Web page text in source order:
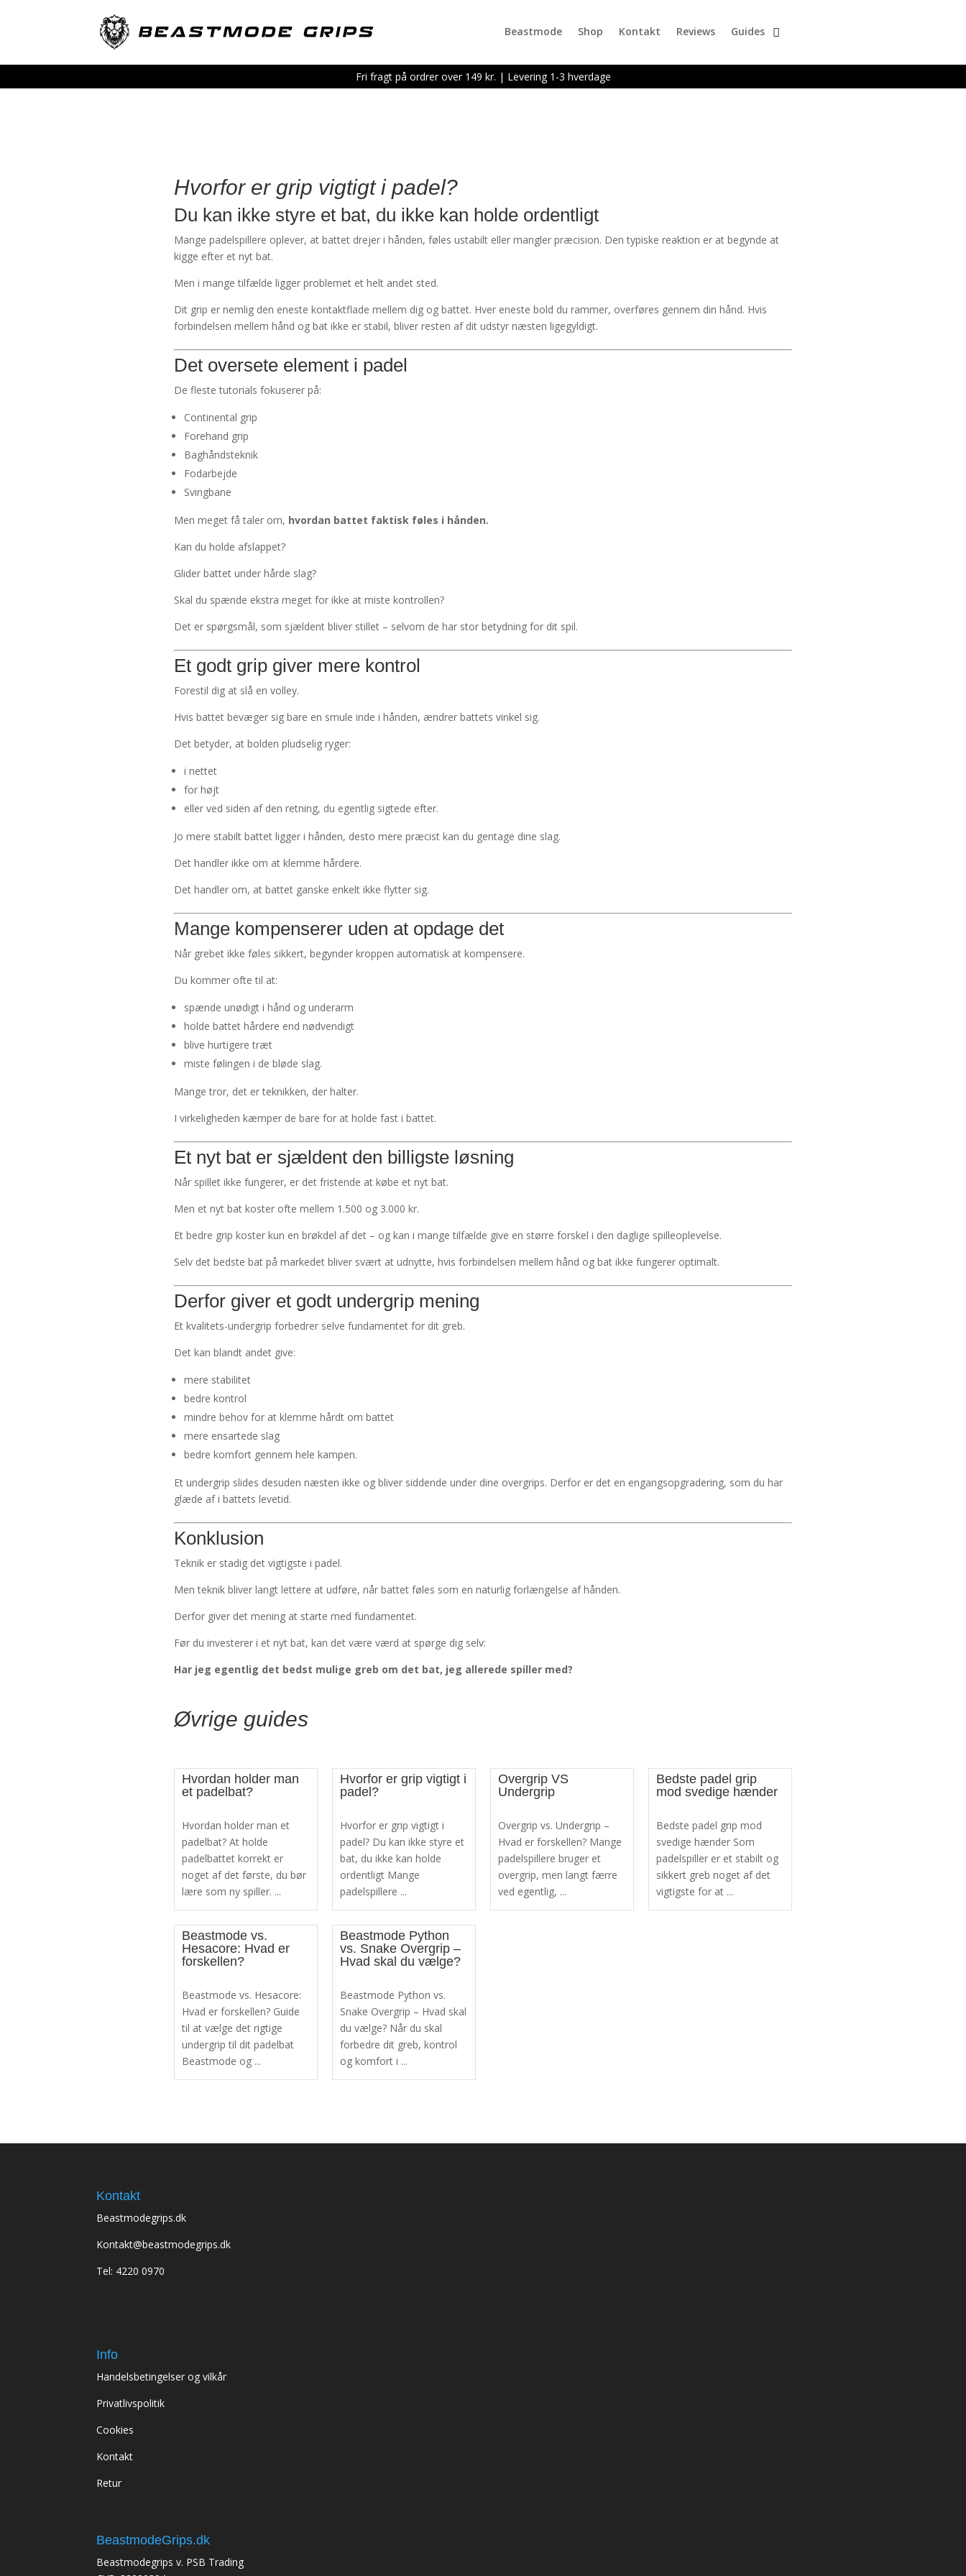
Beastmode Shop Kontakt Reviews Guides
Fri fragt på ordrer over 149 kr. | Levering 1-3 hverdage
Hvorfor er grip vigtigt i padel?
Du kan ikke styre et bat, du ikke kan holde ordentligt
Mange padelspillere oplever, at battet drejer i hånden, føles ustabilt eller mangler præcision. Den typiske reaktion er at begynde at
kigge efter et nyt bat.
Men i mange tilfælde ligger problemet et helt andet sted.
Dit grip er nemlig den eneste kontaktflade mellem dig og battet. Hver eneste bold du rammer, overføres gennem din hånd. Hvis
forbindelsen mellem hånd og bat ikke er stabil, bliver resten af dit udstyr næsten ligegyldigt.
Det oversete element i padel
De fleste tutorials fokuserer på:
Continental grip
Forehand grip
Baghåndsteknik
Fodarbejde
Svingbane
Men meget få taler om, hvordan battet faktisk føles i hånden.
Kan du holde afslappet?
Glider battet under hårde slag?
Skal du spænde ekstra meget for ikke at miste kontrollen?
Det er spørgsmål, som sjældent bliver stillet – selvom de har stor betydning for dit spil.
Et godt grip giver mere kontrol
Forestil dig at slå en volley.
Hvis battet bevæger sig bare en smule inde i hånden, ændrer battets vinkel sig.
Det betyder, at bolden pludselig ryger:
i nettet
for højt
eller ved siden af den retning, du egentlig sigtede efter.
Jo mere stabilt battet ligger i hånden, desto mere præcist kan du gentage dine slag.
Det handler ikke om at klemme hårdere.
Det handler om, at battet ganske enkelt ikke flytter sig.
Mange kompenserer uden at opdage det
Når grebet ikke føles sikkert, begynder kroppen automatisk at kompensere.
Du kommer ofte til at:
spænde unødigt i hånd og underarm
holde battet hårdere end nødvendigt
blive hurtigere træt
miste følingen i de bløde slag.
Mange tror, det er teknikken, der halter.
I virkeligheden kæmper de bare for at holde fast i battet.
Et nyt bat er sjældent den billigste løsning
Når spillet ikke fungerer, er det fristende at købe et nyt bat.
Men et nyt bat koster ofte mellem 1.500 og 3.000 kr.
Et bedre grip koster kun en brøkdel af det – og kan i mange tilfælde give en større forskel i den daglige spilleoplevelse.
Selv det bedste bat på markedet bliver svært at udnytte, hvis forbindelsen mellem hånd og bat ikke fungerer optimalt.
Derfor giver et godt undergrip mening
Et kvalitets-undergrip forbedrer selve fundamentet for dit greb.
Det kan blandt andet give:
mere stabilitet
bedre kontrol
mindre behov for at klemme hårdt om battet
mere ensartede slag
bedre komfort gennem hele kampen.
Et undergrip slides desuden næsten ikke og bliver siddende under dine overgrips. Derfor er det en engangsopgradering, som du har
glæde af i battets levetid.
Konklusion
Teknik er stadig det vigtigste i padel.
Men teknik bliver langt lettere at udføre, når battet føles som en naturlig forlængelse af hånden.
Derfor giver det mening at starte med fundamentet.
Før du investerer i et nyt bat, kan det være værd at spørge dig selv:
Har jeg egentlig det bedst mulige greb om det bat, jeg allerede spiller med?
Øvrige guides
Hvordan holder man
et padelbat?
Hvordan holder man et
padelbat? At holde
padelbattet korrekt er
noget af det første, du bør
lære som ny spiller. ...
Hvorfor er grip vigtigt i
padel?
Hvorfor er grip vigtigt i
padel? Du kan ikke styre et
bat, du ikke kan holde
ordentligt Mange
padelspillere ...
Overgrip VS
Undergrip
Overgrip vs. Undergrip –
Hvad er forskellen? Mange
padelspillere bruger et
overgrip, men langt færre
ved egentlig, ...
Bedste padel grip
mod svedige hænder
Bedste padel grip mod
svedige hænder Som
padelspiller er et stabilt og
sikkert greb noget af det
vigtigste for at ...
Beastmode vs.
Hesacore: Hvad er
forskellen?
Beastmode vs. Hesacore:
Hvad er forskellen? Guide
til at vælge det rigtige
undergrip til dit padelbat
Beastmode og ...
Beastmode Python
vs. Snake Overgrip –
Hvad skal du vælge?
Beastmode Python vs.
Snake Overgrip – Hvad skal
du vælge? Når du skal
forbedre dit greb, kontrol
og komfort i ...
Kontakt
Beastmodegrips.dk
Kontakt@beastmodegrips.dk
Tel: 4220 0970
Info
Handelsbetingelser og vilkår
Privatlivspolitik
Cookies
Kontakt
Retur
BeastmodeGrips.dk
Beastmodegrips v. PSB Trading